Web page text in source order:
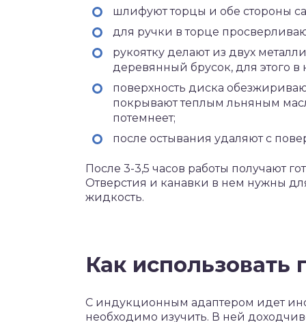
шлифуют торцы и обе стороны
для ручки в торце
рукоятку делают из двух
деревянный брусок, для этого
поверхность диска
покрывают теплым льняным
потемнеет;
после остывания удаляют с
После 3-3,5 часов работы получают
Отверстия и канавки в нем нужны
жидкость.
Как использовать
С индукционным адаптером идет
необходимо изучить. В ней